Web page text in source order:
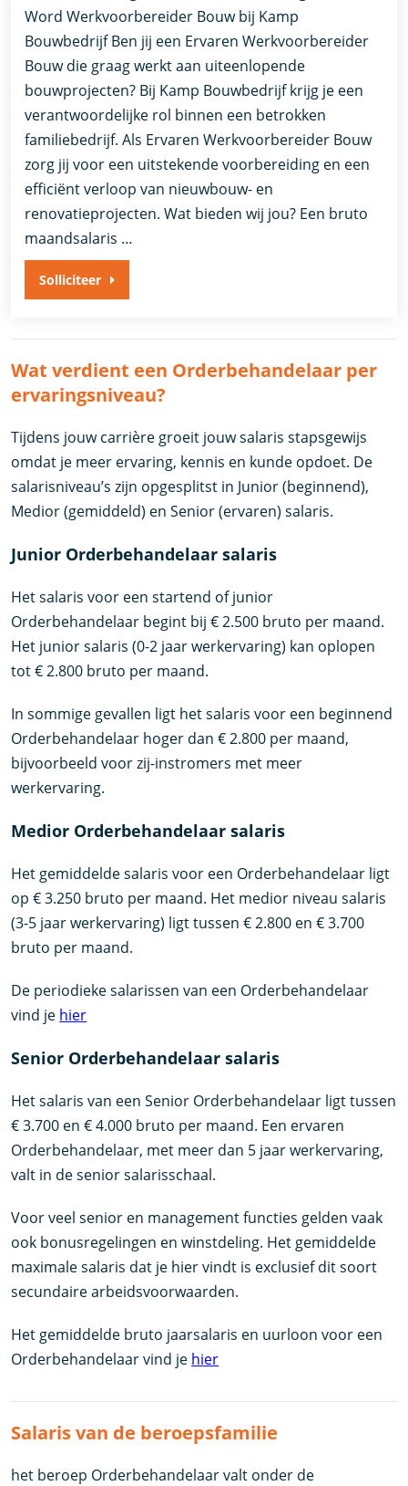
Word Werkvoorbereider Bouw bij Kamp
Bouwbedrijf Ben jij een Ervaren Werkvoorbereider
Bouw die graag werkt aan uiteenlopende
bouwprojecten? Bij Kamp Bouwbedrijf krijg je een
verantwoordelijke rol binnen een betrokken
familiebedrijf. Als Ervaren Werkvoorbereider Bouw
zorg jij voor een uitstekende voorbereiding en een
efficiënt verloop van nieuwbouw- en
renovatieprojecten. Wat bieden wij jou? Een bruto
maandsalaris …
Solliciteer
Wat verdient een Orderbehandelaar per
ervaringsniveau?
Tijdens jouw carrière groeit jouw salaris stapsgewijs
omdat je meer ervaring, kennis en kunde opdoet. De
salarisniveau’s zijn opgesplitst in Junior (beginnend),
Medior (gemiddeld) en Senior (ervaren) salaris.
Junior Orderbehandelaar salaris
Het salaris voor een startend of junior
Orderbehandelaar begint bij € 2.500 bruto per maand.
Het junior salaris (0-2 jaar werkervaring) kan oplopen
tot € 2.800 bruto per maand.
In sommige gevallen ligt het salaris voor een beginnend
Orderbehandelaar hoger dan € 2.800 per maand,
bijvoorbeeld voor zij-instromers met meer
werkervaring.
Medior Orderbehandelaar salaris
Het gemiddelde salaris voor een Orderbehandelaar ligt
op € 3.250 bruto per maand. Het medior niveau salaris
(3-5 jaar werkervaring) ligt tussen € 2.800 en € 3.700
bruto per maand.
De periodieke salarissen van een Orderbehandelaar
vind je hier
Senior Orderbehandelaar salaris
Het salaris van een Senior Orderbehandelaar ligt tussen
€ 3.700 en € 4.000 bruto per maand. Een ervaren
Orderbehandelaar, met meer dan 5 jaar werkervaring,
valt in de senior salarisschaal.
Voor veel senior en management functies gelden vaak
ook bonusregelingen en winstdeling. Het gemiddelde
maximale salaris dat je hier vindt is exclusief dit soort
secundaire arbeidsvoorwaarden.
Het gemiddelde bruto jaarsalaris en uurloon voor een
Orderbehandelaar vind je hier
Salaris van de beroepsfamilie
het beroep Orderbehandelaar valt onder de